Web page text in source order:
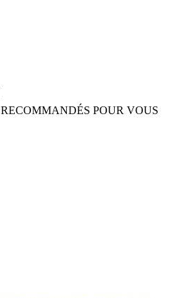
RECOMMANDÉS POUR VOUS